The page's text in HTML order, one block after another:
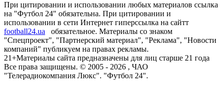
При цитировании и использовании любых материалов ссылка
на "Футбол 24" обязательна. При цитировании и
использовании в сети Интернет гиперссылка на сайтт
football24.ua
обязательное. Материалы со знаком
"Спецпроект", "Партнерский материал", "Реклама", "Новости
компаний" публикуем на правах рекламы.
21+Материалы сайта предназначены для лиц старше 21 года
Все права защищены. © 2005 - 2026 , ЧАО
"Телерадиокомпания Люкс". "Футбол 24".